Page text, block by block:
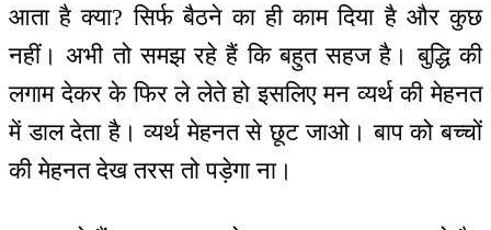
आता है क्या? सिर्फ बैठने का ही काम दिया है और कुछ
नहीं। अभी तो समझ रहे हैं कि बहुत सहज है। बुद्धि की
लगाम देकर के फिर ले लेते हो इसलिए मन व्यर्थ की मेहनत
में डाल देता है। व्यर्थ मेहनत से छूट जाओ। बाप को बच्चों
की मेहनत देख तरस तो पड़ेगा ना।